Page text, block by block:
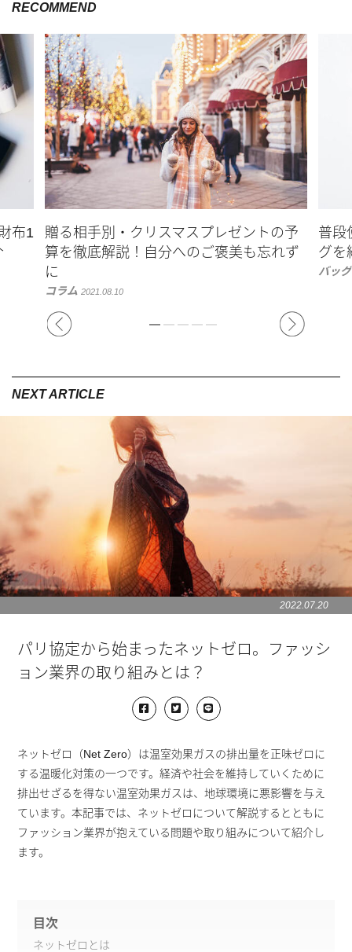
RECOMMEND
布1
贈る相手別・クリスマスプレゼントの予
算を徹底解説！自分へのご褒美も忘れず
に
コラム 2021.08.10
普段
グを
バッグ
2022.07.20
パリ協定から始まったネットゼロ。ファッシ
ョン業界の取り組みとは？
ネットゼロ（Net Zero）は温室効果ガスの排出量を正味ゼロに
する温暖化対策の一つです。経済や社会を維持していくために
排出せざるを得ない温室効果ガスは、地球環境に悪影響を与え
ています。本記事では、ネットゼロについて解説するとともに
ファッション業界が抱えている問題や取り組みについて紹介し
ます。
目次
ネットゼロとは